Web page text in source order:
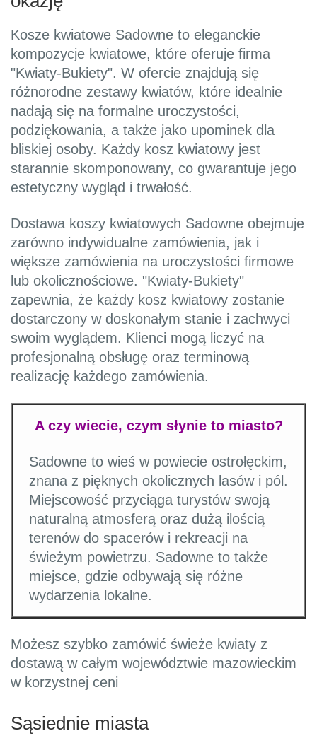
Kosze kwiatowe Sadowne to eleganckie
kompozycje kwiatowe, które oferuje firma
"Kwiaty-Bukiety". W ofercie znajdują się
różnorodne zestawy kwiatów, które idealnie
nadają się na formalne uroczystości,
podziękowania, a także jako upominek dla
bliskiej osoby. Każdy kosz kwiatowy jest
starannie skomponowany, co gwarantuje jego
estetyczny wygląd i trwałość.
Dostawa koszy kwiatowych Sadowne obejmuje
zarówno indywidualne zamówienia, jak i
większe zamówienia na uroczystości firmowe
lub okolicznościowe. "Kwiaty-Bukiety"
zapewnia, że każdy kosz kwiatowy zostanie
dostarczony w doskonałym stanie i zachwyci
swoim wyglądem. Klienci mogą liczyć na
profesjonalną obsługę oraz terminową
realizację każdego zamówienia.
A czy wiecie, czym słynie to miasto?
Sadowne to wieś w powiecie ostrołęckim,
znana z pięknych okolicznych lasów i pól.
Miejscowość przyciąga turystów swoją
naturalną atmosferą oraz dużą ilością
terenów do spacerów i rekreacji na
świeżym powietrzu. Sadowne to także
miejsce, gdzie odbywają się różne
wydarzenia lokalne.
Możesz szybko zamówić świeże kwiaty z
dostawą w całym województwie mazowieckim
w korzystnej ceni
Sąsiednie miasta